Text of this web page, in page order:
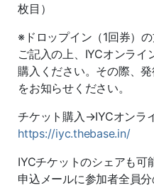
枚目）
※ドロップイン（1回券）
ご記入の上、IYCオンラ
購入ください。その際、発
をお知らせください。
チケット購入→IYCオンラ
https://iyc.thebase.in/
IYCチケットのシェアも可
申込メールに参加者全員